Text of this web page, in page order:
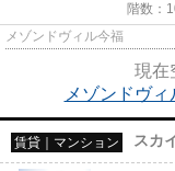
階数：
メゾンドヴィル今福
現在
メゾンドヴ
賃貸｜マンション スカ